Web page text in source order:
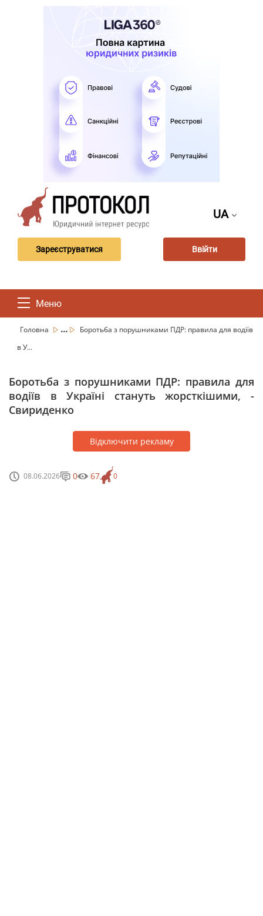
UA
Зареєструватися Ввійти
Меню
Головна ...
Боротьба з порушниками ПДР: правила для водіїв
в У...
Боротьба з порушниками ПДР: правила для
водіїв в Україні стануть жорсткішими, -
Свириденко
Відключити рекламу
08.06.2026 0
0 67